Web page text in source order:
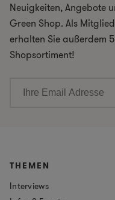
Neuigkeiten, Angebote
Green Shop. Als
erhalten Sie außerdem
Shopsortiment!
THEMEN
Interviews